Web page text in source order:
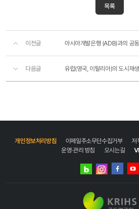
목록
이전글 아시아개발은행 (ADB)과의 공
다음글
개인정보처리방침 이메일주소무단수집거부 저
운영·관리 방침
오시는길
네이버
인스타그램